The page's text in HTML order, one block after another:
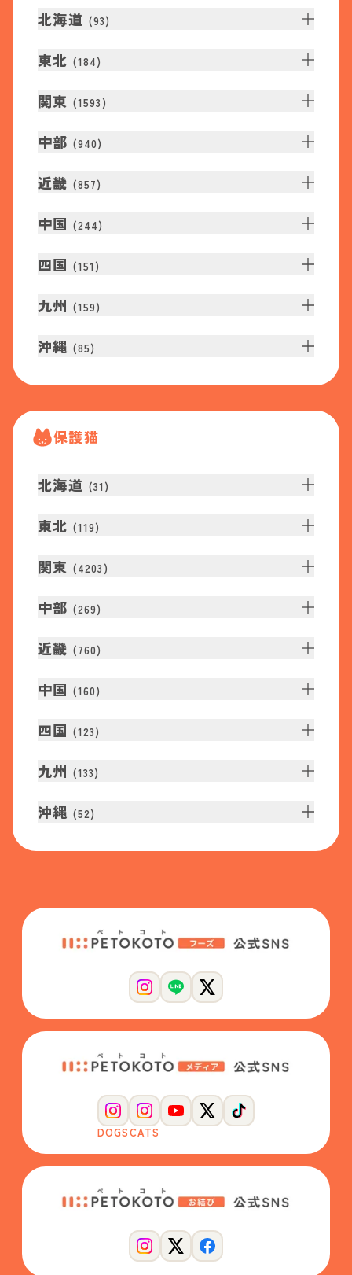
北海道 (93)
東北 (184)
関東 (1593 )
中部 (940)
近畿 (857)
中国 (244)
四国 (151 )
九州 (159)
沖縄 (85)
保護猫
北海道 (31 )
東北 (119)
関東 (4203 )
中部 (269)
近畿 (760)
中国 (160)
四国 (123)
九州 (133)
沖縄 (52)
DOGSCATS